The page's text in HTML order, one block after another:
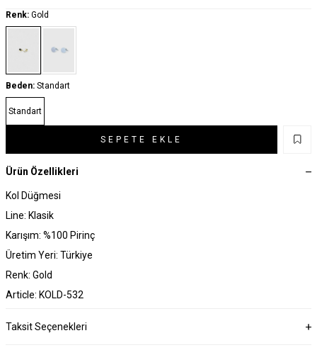
Renk: Gold
Beden: Standart
Standart
SEPETE EKLE
Ürün Özellikleri
Kol Düğmesi
Line: Klasik
Karışım: %100 Pirinç
Üretim Yeri: Türkiye
Renk: Gold
Article: KOLD-532
Taksit Seçenekleri